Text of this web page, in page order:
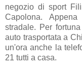
negozio di sport
Capolona.
stradale. Per
auto trasportata a
un'ora anche la
21 tutti a casa.